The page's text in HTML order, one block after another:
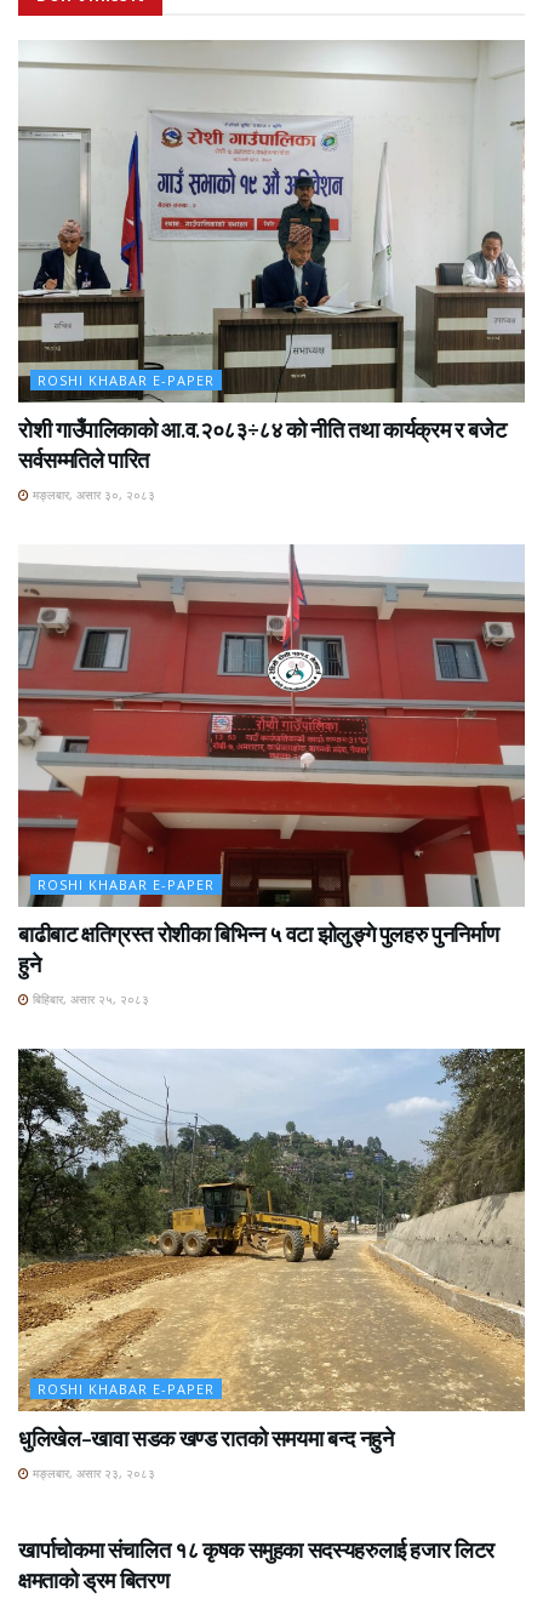
ROSHI KHABAR E-PAPER
रोशी गाउँपालिकाको आ.व.२०८३÷८४ को नीति तथा कार्यक्रम र बजेट
सर्वसम्मतिले पारित
मङ्लबार, असार ३०, २०८३
ROSHI KHABAR E-PAPER
बाढीबाट क्षतिग्रस्त रोशीका बिभिन्न ५ वटा झोलुङ्गे पुलहरु पुननिर्माण
हुने
बिहिबार, असार २५, २०८३
ROSHI KHABAR E-PAPER
धुलिखेल–खावा सडक खण्ड रातको समयमा बन्द नहुने
मङ्लबार, असार २३, २०८३
खार्पाचोकमा संचालित १८ कृषक समुहका सदस्यहरुलाई हजार लिटर
क्षमताको ड्रम बितरण